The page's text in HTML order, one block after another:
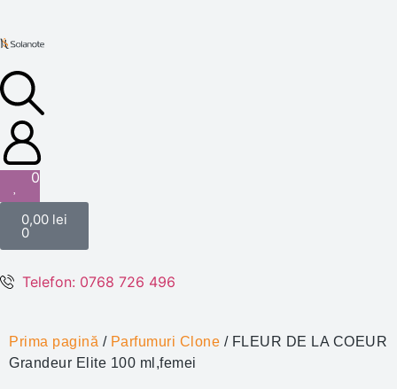
0
0,00 lei
0
Telefon: 0768 726 496
Prima pagină / Parfumuri Clone / FLEUR DE LA COEUR
Grandeur Elite 100 ml,femei